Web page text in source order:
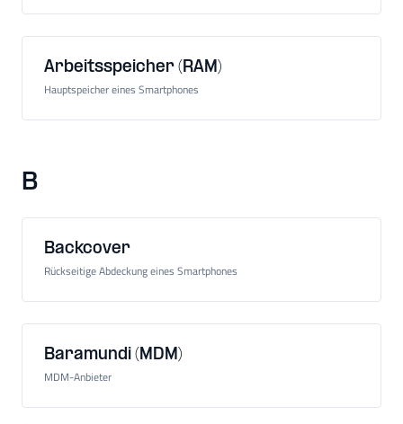
Arbeitsspeicher (RAM)
Hauptspeicher eines Smartphones
B
Backcover
Rückseitige Abdeckung eines Smartphones
Baramundi (MDM)
MDM-Anbieter